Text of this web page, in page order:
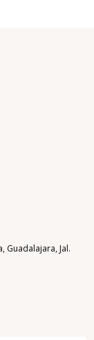
Guadalajara, Jal.